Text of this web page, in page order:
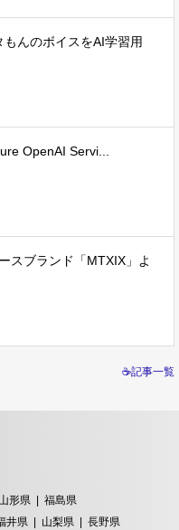
もんのボイスをAI学習用
OpenAI Servi...
スブランド「MTXIX」よ
☕記事一覧
山形県
福島県
井県 山梨県
長野県